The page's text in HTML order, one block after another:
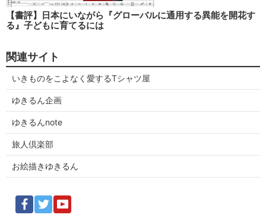
【書評】日本にいながら『グローバルに通用する異能を開花す
る』子どもに育てるには
関連サイト
いきものをこよなく愛するTシャツ屋
ゆきるん企画
ゆきるんnote
旅人倶楽部
お絵描きゆきるん